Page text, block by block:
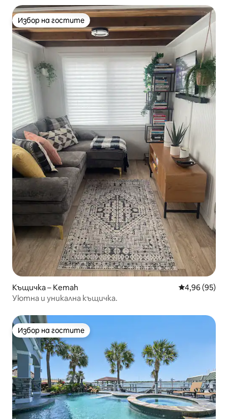
Избор на гостите
Избор на гостите
Къщичка – Kemah Средна
4,96 (95)
Уютна и уникална къщичка.
Избор на гостите
Избор на гостите